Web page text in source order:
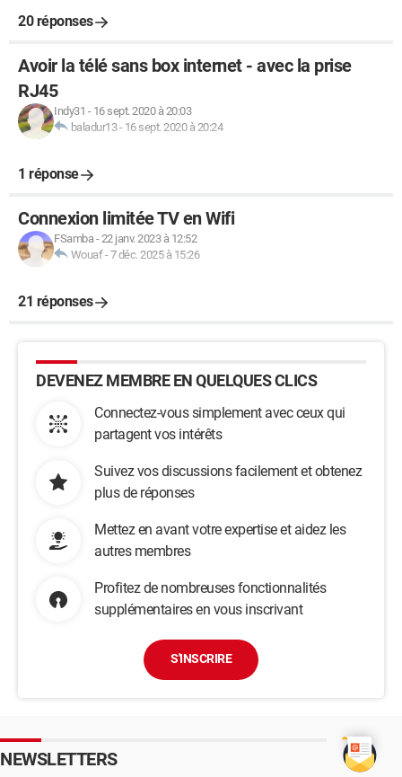
20 réponses
Avoir la télé sans box internet - avec la prise
RJ45
Indy31 - 16 sept. 2020 à 20:03
baladur13- 16 sept. 2020 à 20:24
1 réponse
Connexion limitée TV en Wifi
FSamba-22 janv. 2023 à 12:52
Wouaf-7 déc. 2025 à 15:26
21 réponses
DEVENEZ MEMBRE EN QUELQUES CLICS
Connectez-vous simplement avec ceux qui
partagent vos intérêts
Suivez vos discussions facilement et obtenez
plus de réponses
Mettez en avant votre expertise et aidez les
autres membres
Profitez de nombreuses fonctionnalités
supplémentaires en vous inscrivant
S'INSCRIRE
NEWSLETTERS